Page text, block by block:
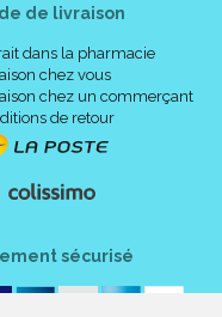
de livraison
dans la pharmacie
chez vous
chez un commerçant
de retour
sécurisé